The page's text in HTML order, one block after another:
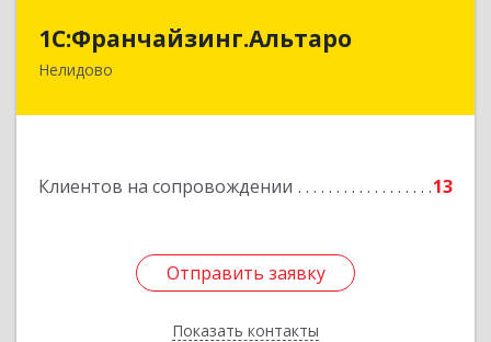
1С:Франчайзинг.Альтаро
Нелидово
Клиентов на сопровождении 13
Отправить заявку
Показать контакты
1С:Франчайзинг.Альтаро
172527, Тверская обл, Нелидово г, Матросова
Отправить заявку
Назад